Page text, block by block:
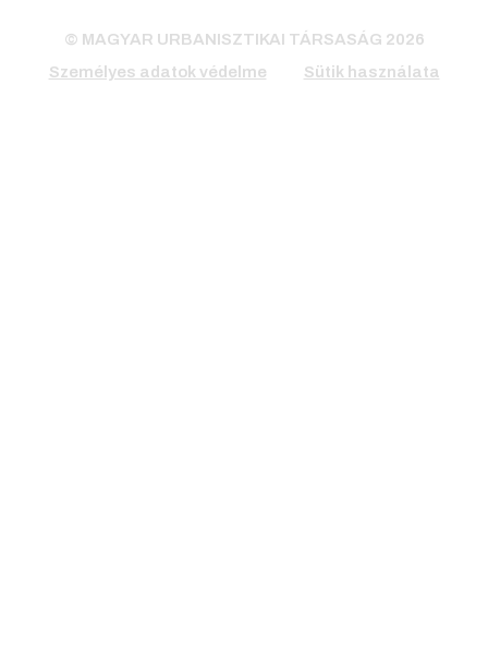
© MAGYAR URBANISZTIKAI TÁRSASÁG 2026
Személyes adatok védelme
Sütik használata